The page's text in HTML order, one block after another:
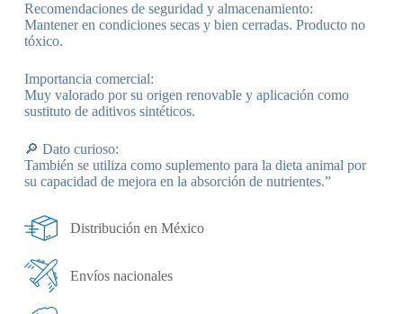
Recomendaciones de seguridad y almacenamiento:
Mantener en condiciones secas y bien cerradas. Producto no
tóxico.
Importancia comercial:
Muy valorado por su origen renovable y aplicación como
sustituto de aditivos sintéticos.
🔎 Dato curioso:
También se utiliza como suplemento para la dieta animal por
su capacidad de mejora en la absorción de nutrientes.”
Distribución en México
Envíos nacionales